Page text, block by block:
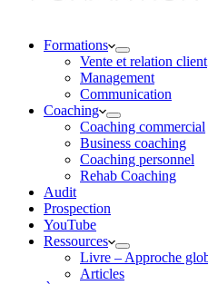
Formations
Vente et relation client
Management
Communication
Coaching
Coaching commercial
Business coaching
Coaching personnel
Rehab Coaching
Audit
Prospection
YouTube
Ressources
Livre – Approche
Articles